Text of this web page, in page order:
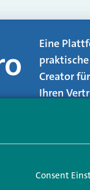
Eine
Creator
Ihren
Consent